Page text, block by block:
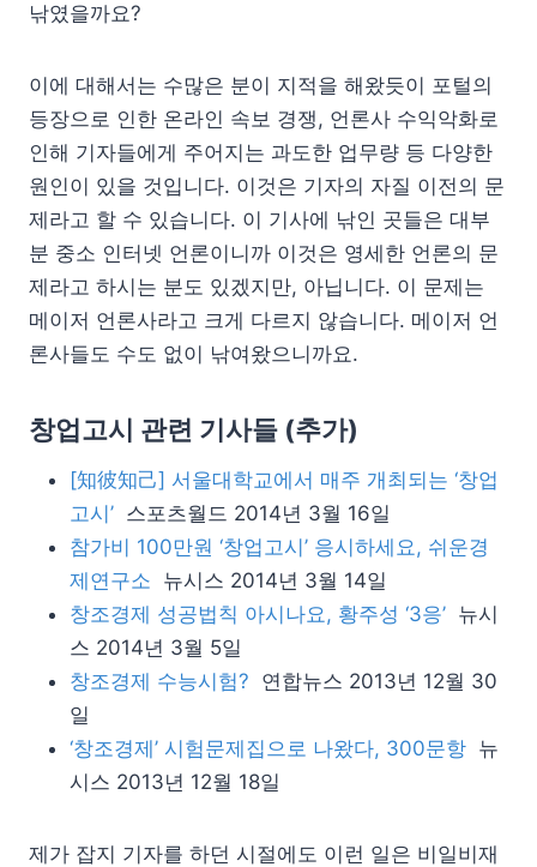
낚였을까요?
이에 대해서는 수많은 분이 지적을 해왔듯이 포털의
등장으로 인한 온라인 속보 경쟁, 언론사 수익악화로
인해 기자들에게 주어지는 과도한 업무량 등 다양한
원인이 있을 것입니다. 이것은 기자의 자질 이전의 문
제라고 할 수 있습니다. 이 기사에 낚인 곳들은 대부
분 중소 인터넷 언론이니까 이것은 영세한 언론의 문
제라고 하시는 분도 있겠지만, 아닙니다. 이 문제는
메이저 언론사라고 크게 다르지 않습니다. 메이저 언
론사들도 수도 없이 낚여왔으니까요.
창업고시 관련 기사들 (추가)
[知彼知己] 서울대학교에서 매주 개최되는 ‘창업
고시’ 스포츠월드 2014년 3월 16일
참가비 100만원 ‘창업고시’ 응시하세요, 쉬운경
제연구소 뉴시스 2014년 3월 14일
창조경제 성공법칙 아시나요, 황주성 ‘3응’ 뉴시
스 2014년 3월 5일
창조경제 수능시험? 연합뉴스 2013년 12월 30
일
‘창조경제’ 시험문제집으로 나왔다, 300문항 뉴
시스 2013년 12월 18일
제가 잡지 기자를 하던 시절에도 이런 일은 비일비재